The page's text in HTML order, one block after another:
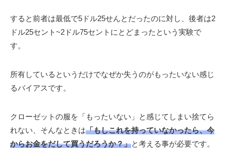
すると前者は最低で5ドル25せんとだったのに対し、後者は2
ドル25セント~2ドル75セントにとどまったという実験で
す。
所有しているというだけでなぜか失うのがもったいない感じ
るバイアスです。
クローゼットの服を「もったいない」と感じてしまい捨てら
れない、そんなときは「もしこれを持っていなかったら、今
からお金をだして買うだろうか？」と考える事が必要です。